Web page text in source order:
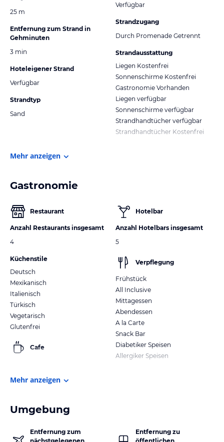
25 m
Entfernung zum Strand in
Gehminuten
3 min
Hoteleigener Strand
Verfügbar
Strandtyp
Sand
Verfügbar
Strandzugang
Durch Promenade Getrennt
Strandausstattung
Liegen Kostenfrei
Sonnenschirme Kostenfrei
Gastronomie Vorhanden
Liegen verfügbar
Sonnenschirme verfügbar
Strandhandtücher verfügbar
Strandhandtücher Kostenfrei
Mehr anzeigen
Gastronomie
Restaurant
Anzahl Restaurants insgesamt
4
Küchenstile
Deutsch
Mexikanisch
Italienisch
Türkisch
Vegetarisch
Glutenfrei
Cafe
Hotelbar
Anzahl Hotelbars insgesamt
5
Verpflegung
Frühstück
All Inclusive
Mittagessen
Abendessen
A la Carte
Snack Bar
Diabetiker Speisen
Allergiker Speisen
Mehr anzeigen
Umgebung
Entfernung zum
Entfernung zu